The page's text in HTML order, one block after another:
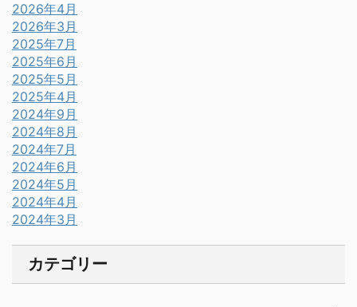
2026年4月
2026年3月
2025年7月
2025年6月
2025年5月
2025年4月
2024年9月
2024年8月
2024年7月
2024年6月
2024年5月
2024年4月
2024年3月
カテゴリー